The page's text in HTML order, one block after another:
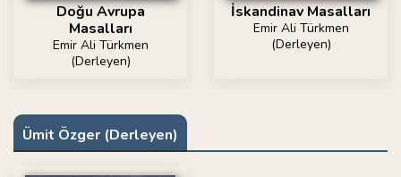
Doğu Avrupa
Masalları
Emir Ali Türkmen
(Derleyen)
İskandinav Masalları
Emir Ali Türkmen
(Derleyen)
Ümit Özger (Derleyen)